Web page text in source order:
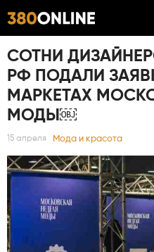
СОТНИ
РФ ПОДАЛИ
МАРКЕТАХ
МОДЫ￼
15 апреля Мода и красота